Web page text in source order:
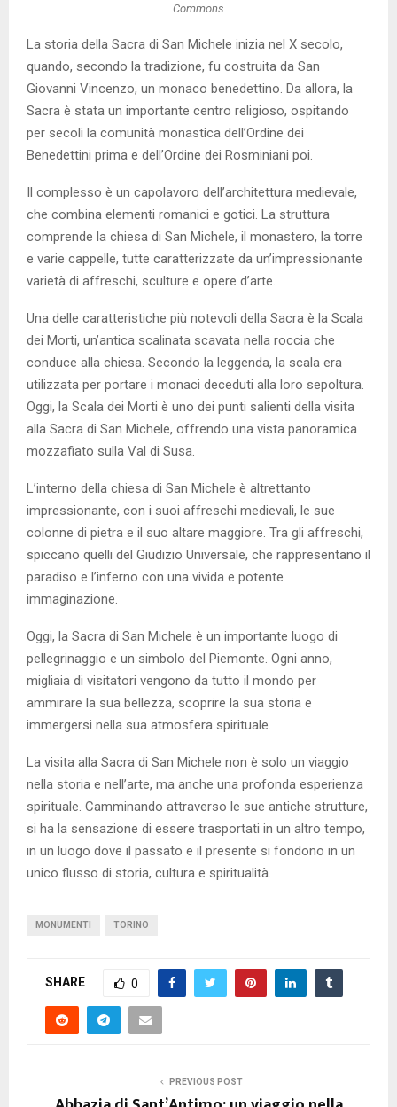
Commons
La storia della Sacra di San Michele inizia nel X secolo,
quando, secondo la tradizione, fu costruita da San
Giovanni Vincenzo, un monaco benedettino. Da allora, la
Sacra è stata un importante centro religioso, ospitando
per secoli la comunità monastica dell’Ordine dei
Benedettini prima e dell’Ordine dei Rosminiani poi.
Il complesso è un capolavoro dell’architettura medievale,
che combina elementi romanici e gotici. La struttura
comprende la chiesa di San Michele, il monastero, la torre
e varie cappelle, tutte caratterizzate da un’impressionante
varietà di affreschi, sculture e opere d’arte.
Una delle caratteristiche più notevoli della Sacra è la Scala
dei Morti, un’antica scalinata scavata nella roccia che
conduce alla chiesa. Secondo la leggenda, la scala era
utilizzata per portare i monaci deceduti alla loro sepoltura.
Oggi, la Scala dei Morti è uno dei punti salienti della visita
alla Sacra di San Michele, offrendo una vista panoramica
mozzafiato sulla Val di Susa.
L’interno della chiesa di San Michele è altrettanto
impressionante, con i suoi affreschi medievali, le sue
colonne di pietra e il suo altare maggiore. Tra gli affreschi,
spiccano quelli del Giudizio Universale, che rappresentano il
paradiso e l’inferno con una vivida e potente
immaginazione.
Oggi, la Sacra di San Michele è un importante luogo di
pellegrinaggio e un simbolo del Piemonte. Ogni anno,
migliaia di visitatori vengono da tutto il mondo per
ammirare la sua bellezza, scoprire la sua storia e
immergersi nella sua atmosfera spirituale.
La visita alla Sacra di San Michele non è solo un viaggio
nella storia e nell’arte, ma anche una profonda esperienza
spirituale. Camminando attraverso le sue antiche strutture,
si ha la sensazione di essere trasportati in un altro tempo,
in un luogo dove il passato e il presente si fondono in un
unico flusso di storia, cultura e spiritualità.
MONUMENTI TORINO
SHARE 0
PREVIOUS POST